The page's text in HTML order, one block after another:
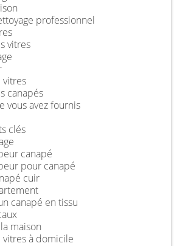
professionnel
vitres
vitres
canapés
vous avez fournis
clés
canapé
pour canapé
cuir
canapé en tissu
maison
vitres à domicile